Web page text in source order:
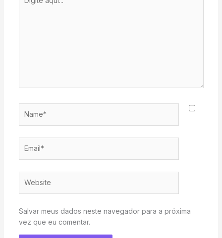
aqui...
Salvar meus dados neste navegador para a próxima
vez que eu comentar.